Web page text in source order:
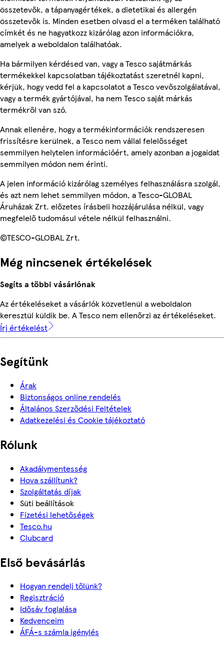
összetevők, a tápanyagértékek, a dietetikai és allergén
összetevők is. Minden esetben olvasd el a terméken található
címkét és ne hagyatkozz kizárólag azon információkra,
amelyek a weboldalon találhatóak.
Ha bármilyen kérdésed van, vagy a Tesco sajátmárkás
termékekkel kapcsolatban tájékoztatást szeretnél kapni,
kérjük, hogy vedd fel a kapcsolatot a Tesco vevőszolgálatával,
vagy a termék gyártójával, ha nem Tesco saját márkás
termékről van szó.
Annak ellenére, hogy a termékinformációk rendszeresen
frissítésre kerülnek, a Tesco nem vállal felelősséget
semmilyen helytelen információért, amely azonban a jogaidat
semmilyen módon nem érinti.
A jelen információ kizárólag személyes felhasználásra szolgál,
és azt nem lehet semmilyen módon, a Tesco-GLOBAL
Áruházak Zrt. előzetes írásbeli hozzájárulása nélkül, vagy
megfelelő tudomásul vétele nélkül felhasználni.
©TESCO-GLOBAL Zrt.
Még nincsenek értékelések
Segíts a többi vásárlónak
Az értékeléseket a vásárlók közvetlenül a weboldalon
keresztül küldik be. A Tesco nem ellenőrzi az értékeléseket.
Írj értékelést
Segítünk
Árak
Biztonságos online rendelés
Általános Szerződési Feltételek
Adatkezelési és Cookie tájékoztató
Rólunk
Akadálymentesség
Hova szállítunk?
Szolgáltatás díjak
Süti beállítások
Fizetési lehetőségek
Tesco.hu
Clubcard
Első bevásárlás
Hogyan rendelj tőlünk?
Regisztráció
Idősáv foglalása
Kedvenceim
ÁFÁ-s számla igénylés